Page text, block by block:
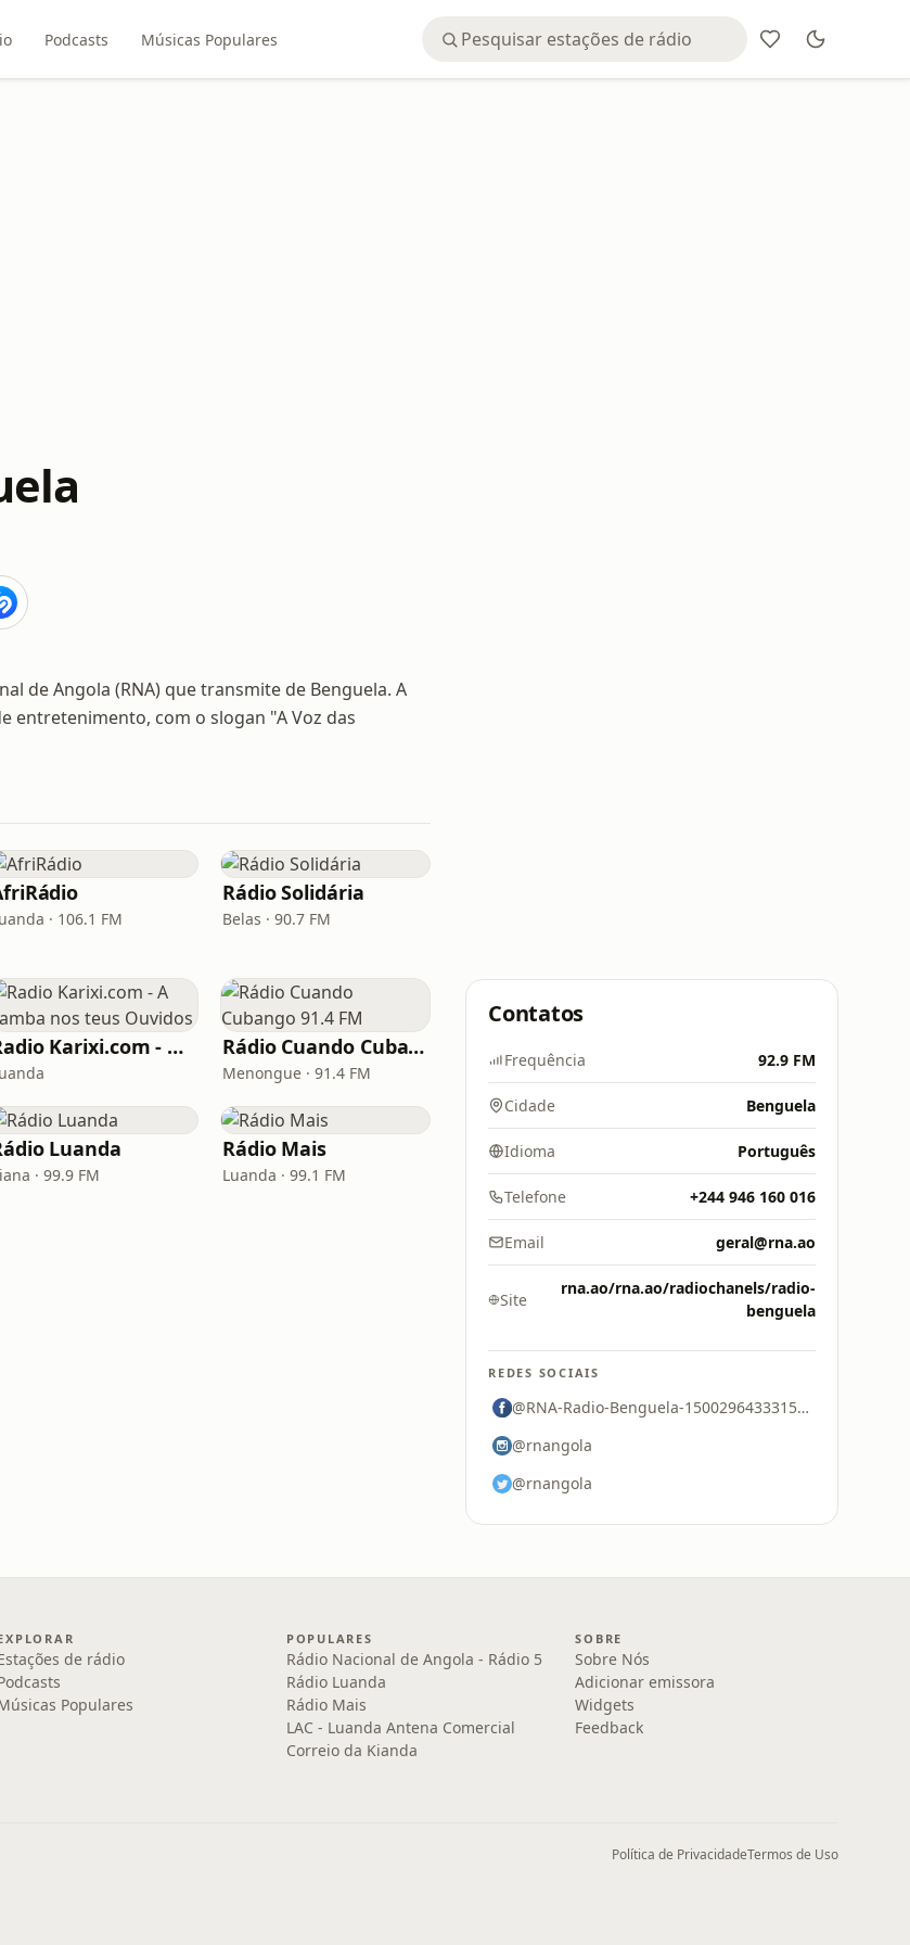
Podcasts Músicas Populares
de Angola (RNA) que transmite de Benguela. A
entretenimento, com o slogan "A Voz das
· 106.1 FM
Rádio Solidária
Belas · 90.7 FM
Radio Karixi.com - A Samba nos teus Ouvidos Rádio Cuando Cubango 91.4 FM
Menongue · 91.4 FM
Luanda
· 99.9 FM
Rádio Mais
Luanda · 99.1 FM
Contatos
Frequência 92.9 FM
Cidade Benguela
Idioma Português
Telefone +244 946 160 016
Email geral@rna.ao
Site
rna.ao/rna.ao/radiochanels/radio-
benguela
REDES SOCIAIS
@RNA-Radio-Benguela-1500296433315536
@rnangola
@rnangola
de rádio
Populares
POPULARES
Rádio Nacional de Angola - Rádio 5
Rádio Luanda
Rádio Mais
LAC - Luanda Antena Comercial
Correio da Kianda
SOBRE
Sobre Nós
Adicionar emissora
Widgets
Feedback
Política de PrivacidadeTermos de Uso